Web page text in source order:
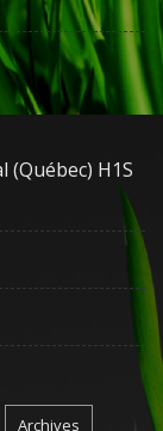
H1S
Archives